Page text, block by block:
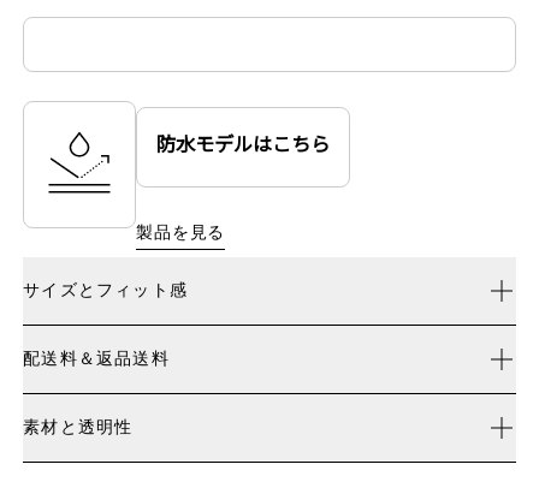
防水モデルはこちら
製品を見る
サイズと​フィット感
サイズガイド - メンズシューズ
配送料＆返品送料
配送料無料
限定エディションおよびラストチャンスの対象製品は交
素材と​透明性